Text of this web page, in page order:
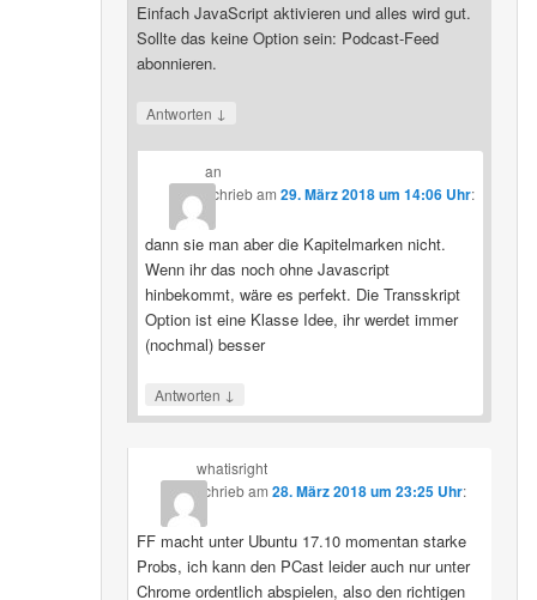
Einfach JavaScript aktivieren und alles wird gut.
Sollte das keine Option sein: Podcast-Feed
abonnieren.
Antworten ↓
an
schriebam29. März 2018 um 14:06 Uhr:
dann sie man aber die Kapitelmarken nicht.
Wenn ihr das noch ohne Javascript
hinbekommt, wäre es perfekt. Die Transskript
Option ist eine Klasse Idee, ihr werdet immer
(nochmal) besser
Antworten ↓
whatisright
schriebam 28. März 2018 um 23:25 Uhr:
FF macht unter Ubuntu 17.10 momentan starke
Probs, ich kann den PCast leider auch nur unter
Chrome ordentlich abspielen, also den richtigen